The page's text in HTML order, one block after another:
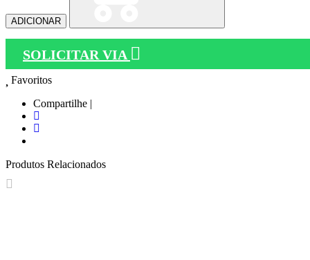
ADICIONAR
SOLICITAR VIA
Favoritos
Compartilhe |
Produtos Relacionados